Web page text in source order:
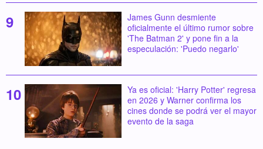
James Gunn desmiente
oficialmente el último rumor sobre
'The Batman 2' y pone fin a la
especulación: 'Puedo negarlo'
Ya es oficial: 'Harry Potter' regresa
en 2026 y Warner confirma los
cines donde se podrá ver el mayor
evento de la saga